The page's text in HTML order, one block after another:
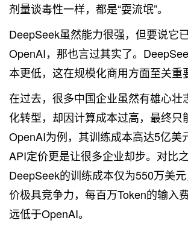
剂量谈毒性一样，都是“耍流氓”。
DeepSeek虽然能力很强，但要说它
OpenAI，那也言过其实了。
本更低，这在规模化商用方面至关重
在过去，很多中国企业虽然有雄心壮
化转型，却因计算成本过高，最终只
OpenAI为例，其训练成本高达5亿美
API定价更是让很多企业却步。对比之
DeepSeek的训练成本仅为550万美
价极具竞争力，每百万Token的输入
远低于OpenAI。